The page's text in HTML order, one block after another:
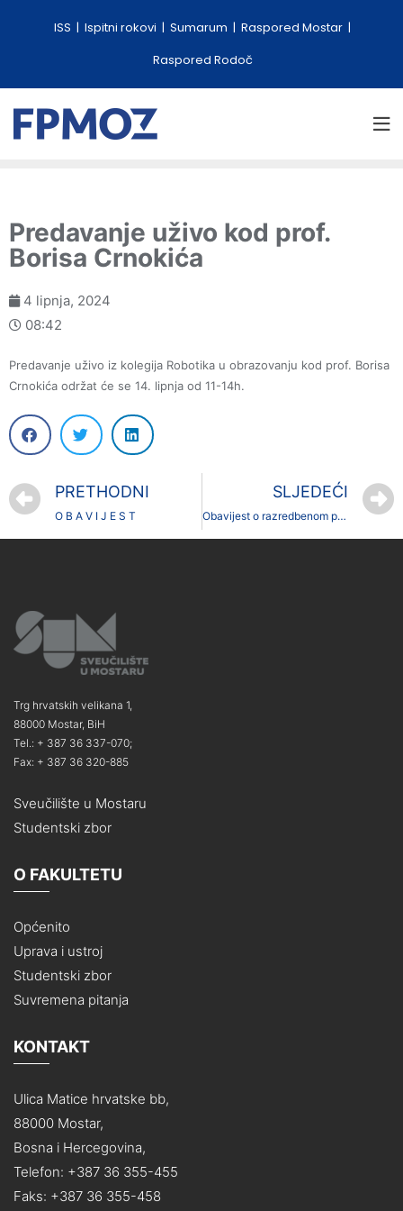
ISS Ispitni rokovi Sumarum
Raspored Mostar
Raspored Rodoč
Predavanje uživo kod prof.
Borisa Crnokića
4 lipnja, 2024
08:42
Predavanje uživo iz kolegija Robotika u obrazovanju kod prof. Borisa
Crnokića održat će se 14. lipnja od 11-14h.
PRETHODNI
O B A V I J E S T
SLJEDEĆI
Obavijest o razredbenom postupku
Trg hrvatskih velikana 1,
88000 Mostar, BiH
Tel.: + 387 36 337-070;
Fax: + 387 36 320-885
Sveučilište u Mostaru
Studentski zbor
O FAKULTETU
Općenito
Uprava i ustroj
Studentski zbor
Suvremena pitanja
KONTAKT
Ulica Matice hrvatske bb,
88000 Mostar,
Bosna i Hercegovina,
Telefon: +387 36 355-455
Faks: +387 36 355-458